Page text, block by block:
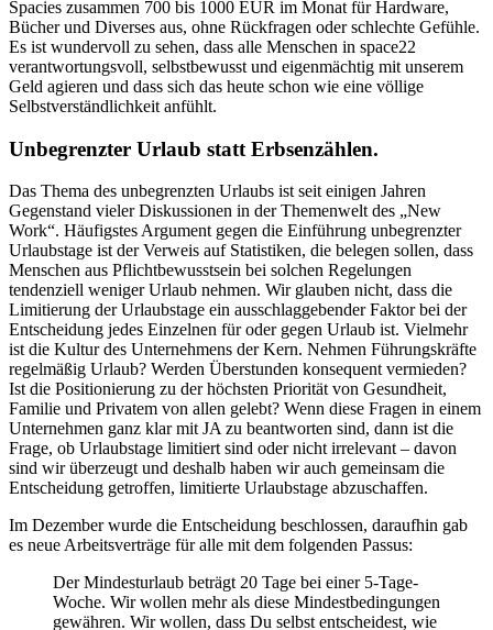
Spacies zusammen 700 bis 1000 EUR im Monat für Hardware,
Bücher und Diverses aus, ohne Rückfragen oder schlechte Gefühle.
Es ist wundervoll zu sehen, dass alle Menschen in space22
verantwortungsvoll, selbstbewusst und eigenmächtig mit unserem
Geld agieren und dass sich das heute schon wie eine völlige
Selbstverständlichkeit anfühlt.
Unbegrenzter Urlaub statt Erbsenzählen.
Das Thema des unbegrenzten Urlaubs ist seit einigen Jahren
Gegenstand vieler Diskussionen in der Themenwelt des „New
Work“. Häufigstes Argument gegen die Einführung unbegrenzter
Urlaubstage ist der Verweis auf Statistiken, die belegen sollen, dass
Menschen aus Pflichtbewusstsein bei solchen Regelungen
tendenziell weniger Urlaub nehmen. Wir glauben nicht, dass die
Limitierung der Urlaubstage ein ausschlaggebender Faktor bei der
Entscheidung jedes Einzelnen für oder gegen Urlaub ist. Vielmehr
ist die Kultur des Unternehmens der Kern. Nehmen Führungskräfte
regelmäßig Urlaub? Werden Überstunden konsequent vermieden?
Ist die Positionierung zu der höchsten Priorität von Gesundheit,
Familie und Privatem von allen gelebt? Wenn diese Fragen in einem
Unternehmen ganz klar mit JA zu beantworten sind, dann ist die
Frage, ob Urlaubstage limitiert sind oder nicht irrelevant – davon
sind wir überzeugt und deshalb haben wir auch gemeinsam die
Entscheidung getroffen, limitierte Urlaubstage abzuschaffen.
Im Dezember wurde die Entscheidung beschlossen, daraufhin gab
es neue Arbeitsverträge für alle mit dem folgenden Passus:
Der Mindesturlaub beträgt 20 Tage bei einer 5-Tage-
Woche. Wir wollen mehr als diese Mindestbedingungen
gewähren. Wir wollen, dass Du selbst entscheidest, wie